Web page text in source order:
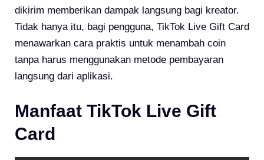
dikirim memberikan dampak langsung bagi kreator.
Tidak hanya itu, bagi pengguna, TikTok Live Gift Card
menawarkan cara praktis untuk menambah coin
tanpa harus menggunakan metode pembayaran
langsung dari aplikasi.
Manfaat TikTok Live Gift
Card